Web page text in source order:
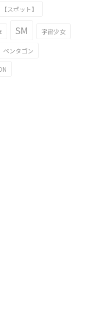
【スポット】
SM 宇宙少女
ペンタゴン